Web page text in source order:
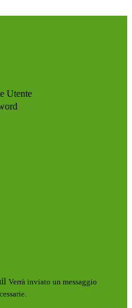
Utente
Verrà inviato un messaggio